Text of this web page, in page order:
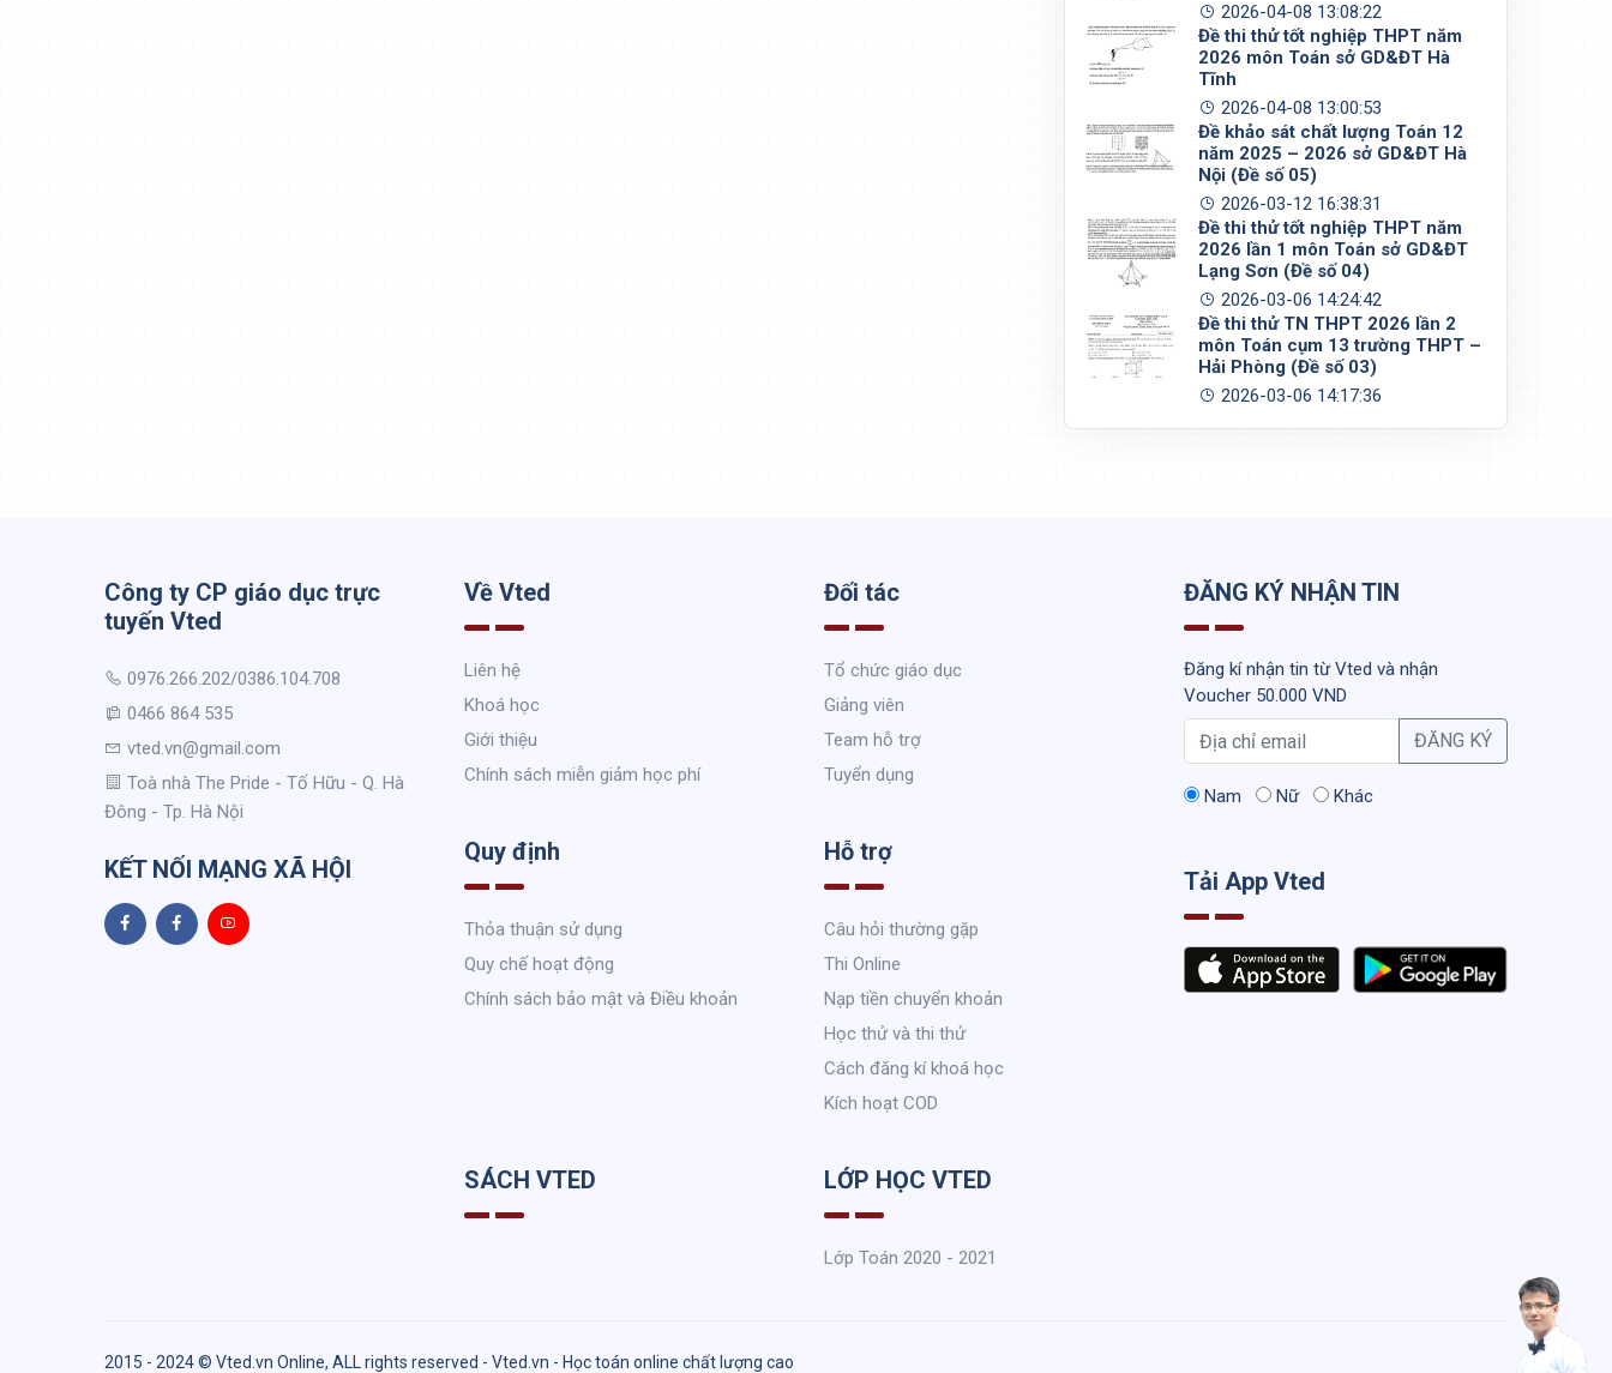
2026-04-08 13:08:22
Đề thi thử tốt nghiệp THPT năm
2026 môn Toán sở GD&ĐT Hà
Tĩnh
2026-04-08 13:00:53
Đề khảo sát chất lượng Toán 12
năm 2025 – 2026 sở GD&ĐT Hà
Nội (Đề số 05)
2026-03-12 16:38:31
Đề thi thử tốt nghiệp THPT năm
2026 lần 1 môn Toán sở GD&ĐT
Lạng Sơn (Đề số 04)
2026-03-06 14:24:42
Đề thi thử TN THPT 2026 lần 2
môn Toán cụm 13 trường THPT –
Hải Phòng (Đề số 03)
2026-03-06 14:17:36
Công ty CP giáo dục trực
tuyến Vted
0976.266.202/0386.104.708
0466 864 535
vted.vn@gmail.com
Toà nhà The Pride - Tố Hữu - Q. Hà
Đông - Tp. Hà Nội
KẾT NỐI MẠNG XÃ HỘI
Về Vted
Liên hệ
Khoá học
Giới thiệu
Chính sách miễn giảm học phí
Đối tác
Tổ chức giáo dục
Giảng viên
Team hỗ trợ
Tuyển dụng
Quy định
Thỏa thuận sử dụng
Quy chế hoạt động
Chính sách bảo mật và Điều khoản
Hỗ trợ
Câu hỏi thường gặp
Thi Online
Nạp tiền chuyển khoản
Học thử và thi thử
Cách đăng kí khoá học
Kích hoạt COD
SÁCH VTED LỚP HỌC VTED
Lớp Toán 2020 - 2021
ĐĂNG KÝ NHẬN TIN
Đăng kí nhận tin từ Vted và nhận
Voucher 50.000 VND
ĐĂNG KÝ
Nam Nữ Khác
Tải App Vted
2015 - 2024 © Vted.vn Online, ALL rights reserved - Vted.vn - Học toán online chất lượng cao